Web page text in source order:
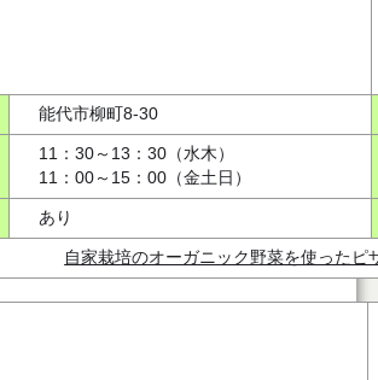
能代市柳町8-30
11：30～13：30（水木）
11：00～15：00（金土日）
あり
自家栽培のオーガニック野菜を使ったピ